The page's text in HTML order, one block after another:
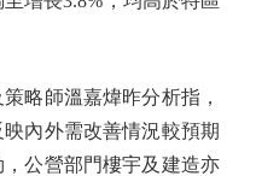
師溫嘉煒昨分析指，
內外需改善情況較預期
公營部門樓宇及建造亦